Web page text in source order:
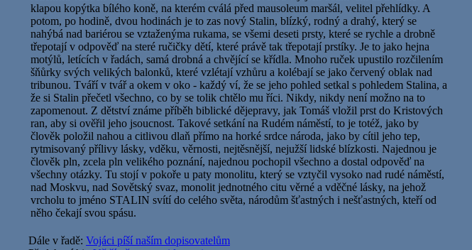
klapou kopýtka bílého koně, na kterém cválá před mausoleum maršál, velitel přehlídky. A
potom, po hodině, dvou hodinách je to zas nový Stalin, blízký, rodný a drahý, který se
nahýbá nad bariérou se vztaženýma rukama, se všemi deseti prsty, které se rychle a drobně
třepotají v odpověď na steré ručičky dětí, které právě tak třepotají prstíky. Je to jako hejna
motýlů, letících v řadách, samá drobná a chvějící se křídla. Mnoho ruček upustilo rozčilením
šňůrky svých velikých balonků, které vzlétají vzhůru a kolébají se jako červený oblak nad
tribunou. Tváří v tvář a okem v oko - každý ví, že se jeho pohled setkal s pohledem Stalina, a
že si Stalin přečetl všechno, co by se tolik chtělo mu říci. Nikdy, nikdy není možno na to
zapomenout. Z dětství známe příběh biblické dějepravy, jak Tomáš vložil prst do Kristových
ran, aby si ověřil jeho jsoucnost. Takové setkání na Rudém náměstí, to je totéž, jako by
člověk položil nahou a citlivou dlaň přímo na horké srdce národa, jako by cítil jeho tep,
rytmisovaný přílivy lásky, vděku, věrnosti, nejtěsnější, nejužší lidské blízkosti. Najednou je
člověk pln, zcela pln velikého poznání, najednou pochopil všechno a dostal odpověď na
všechny otázky. Tu stojí v pokoře u paty monolitu, který se vztyčil vysoko nad rudé náměstí,
nad Moskvu, nad Sovětský svaz, monolit jednotného citu věrné a vděčné lásky, na jehož
vrcholu to jméno STALIN svítí do celého světa, národům šťastných i nešťastných, kteří od
něho čekají svou spásu.
Dále v řadě: Vojáci píší naším dopisovatelům